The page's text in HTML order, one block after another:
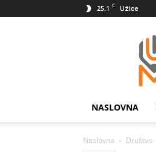
25.1 C Užice
NASLOVNA
Naslovna Društvo